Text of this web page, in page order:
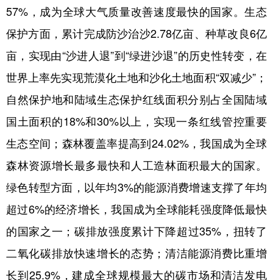
57%，成为全球大气质量改善速度最快的国家。生态
保护方面，累计完成防沙治沙2.78亿亩、种草改良6亿
亩，实现由“沙进人退”到“绿进沙退”的历史性转变，在
世界上率先实现荒漠化土地和沙化土地面积“双减少”；
自然保护地和陆域生态保护红线面积分别占全国陆域
国土面积的18%和30%以上，实现一条红线管控重要
生态空间；森林覆盖率提高到24.02%，我国成为全球
森林资源增长最多最快和人工造林面积最大的国家。
绿色转型方面，以年均3%的能源消费增速支撑了年均
超过6%的经济增长，我国成为全球能耗强度降低最快
的国家之一；碳排放强度累计下降超过35%，扭转了
二氧化碳排放快速增长的态势；清洁能源消费比重增
长到25.9%，建成全球规模最大的碳市场和清洁发电